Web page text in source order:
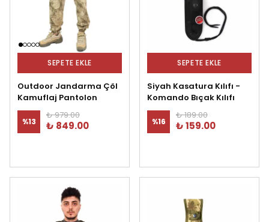
SEPETE EKLE
Outdoor Jandarma Çöl
Kamuflaj Pantolon
%13
₺ 979.00
₺ 849.00
SEPETE EKLE
Siyah Kasatura Kılıfı -
Komando Bıçak Kılıfı
%16
₺ 189.00
₺ 159.00